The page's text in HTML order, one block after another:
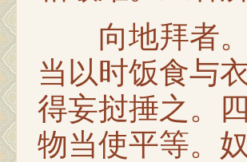
向地拜者。
当以时饭食与
得妄挝捶之。
物当使平等。